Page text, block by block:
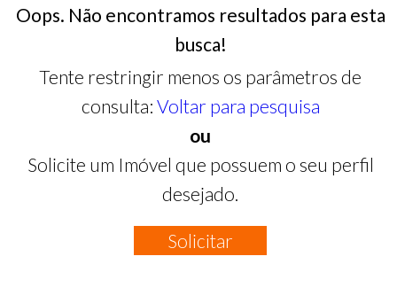
Oops. Não encontramos resultados para esta
busca!
Tente restringir menos os parâmetros de
consulta: Voltar para pesquisa
ou
Solicite um Imóvel que possuem o seu perfil
desejado.
Solicitar